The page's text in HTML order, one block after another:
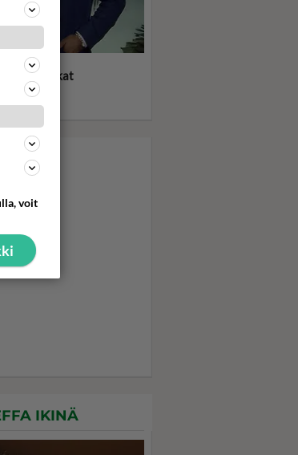
Vice -
Reiskat
vain t-
IKINÄ
voit